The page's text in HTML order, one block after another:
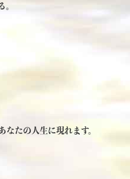
。
なたの人生に現れます。